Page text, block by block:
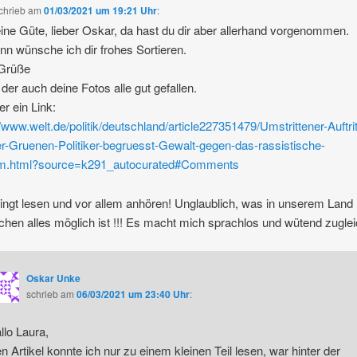
am01/03/2021 um 19:21 Uhr:
Güte, lieber Oskar, da hast du dir aber allerhand vorgenommen.
wünsche ich dir frohes Sortieren.
auch deine Fotos alle gut gefallen.
ein Link:
politik/deutschland/article227351479/Umstrittener-
Gruenen-Politiker-begruesst-Gewalt-gegen-das-rassistische-
lesen und vor allem anhören! Unglaublich, was in unserem Land
alles möglich ist !!! Es macht mich sprachlos und wütend
Oskar Unke
schriebam 06/03/2021 um 23:40 Uhr:
Laura,
Artikel konnte ich nur zu einem kleinen Teil lesen, war hinter der